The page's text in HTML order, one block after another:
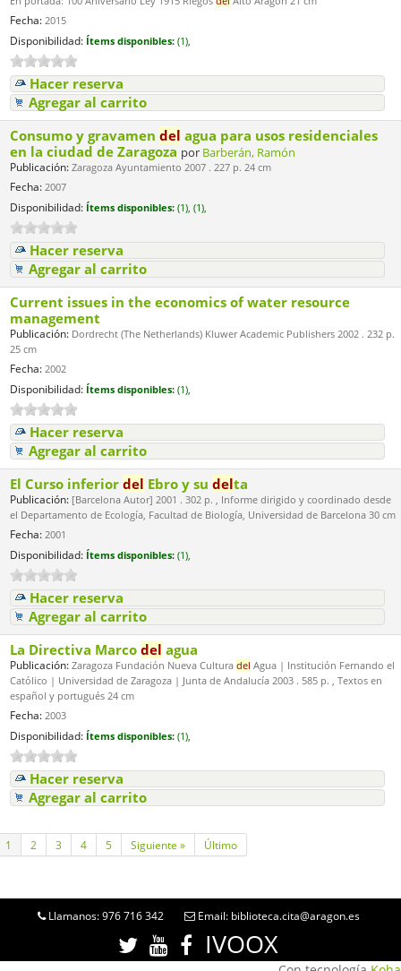
Fecha: 2015
Disponibilidad: Ítems disponibles: (1),
Hacer reserva
Agregar al carrito
Consumo y gravamendel agua para usos residenciales
en la ciudad de Zaragoza por Barberán, Ramón
Publicación: Zaragoza Ayuntamiento 2007 . 227 p. 24 cm
Fecha: 2007
Disponibilidad: Ítems disponibles: (1),(1),
Hacer reserva
Agregar al carrito
Current issues in the economics of water resource
management
Publicación: Dordrecht (The Netherlands) Kluwer Academic Publishers 2002 . 232 p.
25 cm
Fecha: 2002
Disponibilidad: Ítems disponibles: (1),
Hacer reserva
Agregar al carrito
El Curso inferiordel Ebro y sudelta
Publicación: [Barcelona Autor] 2001 . 302 p. , Informe dirigido y coordinado desde
el Departamento de Ecología, Facultad de Biología, Universidad de Barcelona 30 cm
Fecha: 2001
Disponibilidad: Ítems disponibles: (1),
Hacer reserva
Agregar al carrito
La Directiva Marcodel agua
Publicación: Zaragoza Fundación Nueva Culturadel Agua | Institución Fernando el
Católico | Universidad de Zaragoza | Junta de Andalucía 2003 . 585 p. , Textos en
español y portugués 24 cm
Fecha: 2003
Disponibilidad: Ítems disponibles: (1),
Hacer reserva
Agregar al carrito
1 2 3 4 5 Siguiente » Último
Llamanos: 976 716 342 Email: biblioteca.cita@aragon.es
IVOOX